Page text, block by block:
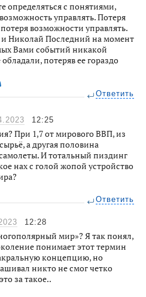
определяться с понятиями,
управлять. Потеря
возможности управлять.
и Николай Последний на момент
Вами событий никакой
потеряв ее гораздо
Ответить
12:25
При 1,7 от мирового ВВП, из
а другая половина
И тотальный пиздинг
нах с голой жопой устройство
Ответить
12:28
мир»? Я так понял,
понимает этот термин
концепцию, но
никто не смог четко
за такое..